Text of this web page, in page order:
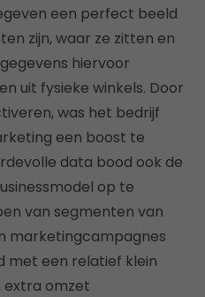
een perfect beeld
zijn, waar ze zitten en
hiervoor
uit fysieke winkels. Door
was het bedrijf
een boost te
data bood ook de
op te
van segmenten van
marketingcampagnes
met een relatief klein
extra omzet